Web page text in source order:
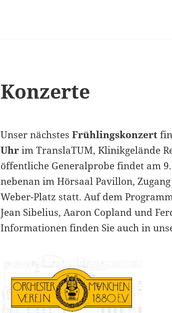
Konzerte
Unser nächstesFrühlingskonzert
Uhrim TranslaTUM, Klinikgelände
öffentliche Generalprobe findet am
nebenan im Hörsaal Pavillon,
Weber-Platz statt. Auf dem
Jean Sibelius, Aaron Copland und
Informationen finden Sie auch in